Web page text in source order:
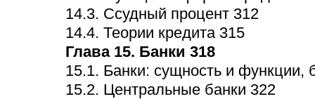
14.3. Ссудный процент 312
14.4. Теории кредита 315
Глава 15. Банки 318
15.1. Банки: сущность и функции,
15.2. Центральные банки 322